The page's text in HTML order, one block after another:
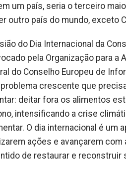
um país, seria o terceiro
outro país do mundo, exceto
do Dia Internacional da
pela Organização para a
do Conselho Europeu de
crescente que
deitar fora os alimentos
intensificando a crise
O dia internacional é um
ações e avançarem com
de restaurar e